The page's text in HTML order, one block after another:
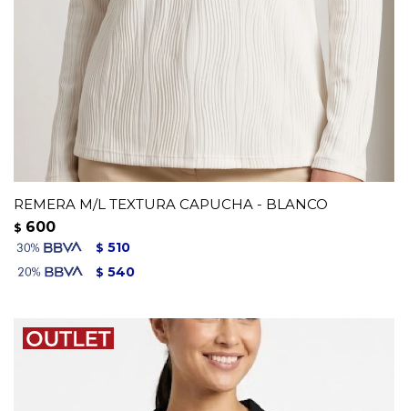
REMERA M/L TEXTURA CAPUCHA - BLANCO
$ 600
$ 510
$ 540